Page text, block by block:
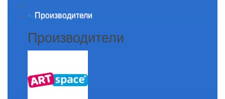
+- Производители
Производители